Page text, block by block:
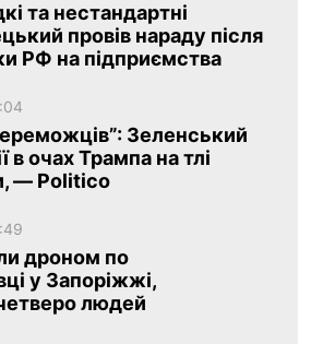
та нестандартні
провів нараду після
РФ на підприємства
Зеленський
в очах Трампа на тлі
— Politico
дроном по
у Запоріжжі,
людей